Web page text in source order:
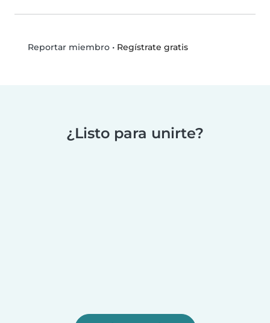
Reportar miembro• Regístrate gratis
¿Listo para unirte?